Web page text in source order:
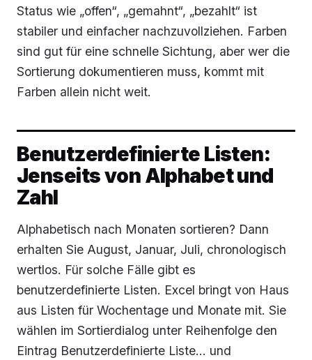
Status wie „offen“, „gemahnt“, „bezahlt“ ist
stabiler und einfacher nachzuvollziehen. Farben
sind gut für eine schnelle Sichtung, aber wer die
Sortierung dokumentieren muss, kommt mit
Farben allein nicht weit.
Benutzerdefinierte Listen:
Jenseits von Alphabet und
Zahl
Alphabetisch nach Monaten sortieren? Dann
erhalten Sie August, Januar, Juli, chronologisch
wertlos. Für solche Fälle gibt es
benutzerdefinierte Listen. Excel bringt von Haus
aus Listen für Wochentage und Monate mit. Sie
wählen im Sortierdialog unter Reihenfolge den
Eintrag Benutzerdefinierte Liste… und